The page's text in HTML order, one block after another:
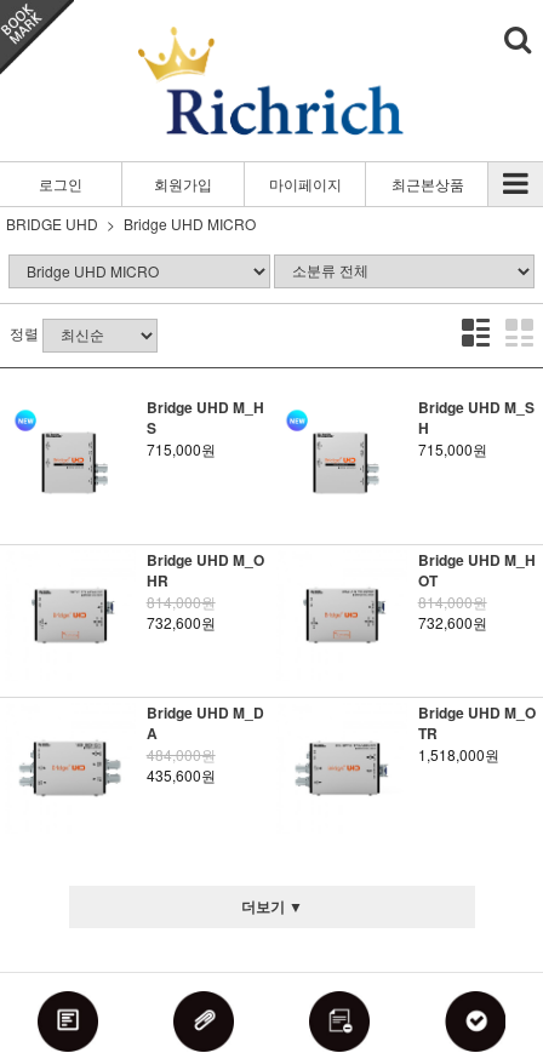
로그인 회원가입 마이페이지
최근본상품
BRIDGE UHD
Bridge UHD MICRO
정렬
Bridge UHD M_H
S
715,000원
Bridge UHD M_S
H
715,000원
Bridge UHD M_O
HR
814,000원
732,600원
Bridge UHD M_H
OT
814,000원
732,600원
Bridge UHD M_D
A
484,000원
435,600원
Bridge UHD M_O
TR
1,518,000원
더보기 ▼